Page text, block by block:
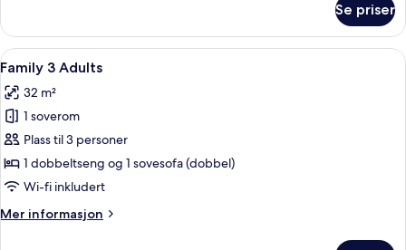
2
Adults
+
children
Se priser
Åpne
alle
bildene
av
Family
3
Adults
Skrivebord, lydisolert, wi-fi
5
Family 3 Adults
32 m²
1 soverom
Plass til 3 personer
1 dobbeltseng og 1 sovesofa (dobbel)
Wi-fi inkludert
Mer informasjon
Mer